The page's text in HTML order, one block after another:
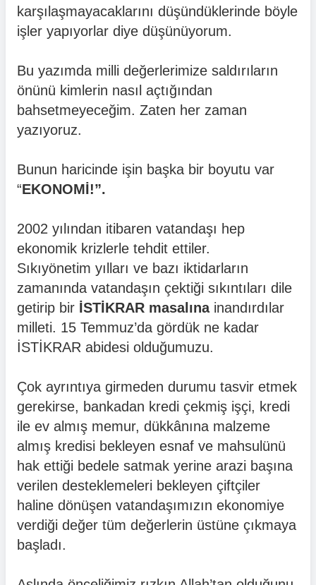
karşılaşmayacaklarını düşündüklerinde böyle
işler yapıyorlar diye düşünüyorum.
Bu yazımda milli değerlerimize saldırıların
önünü kimlerin nasıl açtığından
bahsetmeyeceğim. Zaten her zaman
yazıyoruz.
Bunun haricinde işin başka bir boyutu var
“EKONOMİ!”.
2002 yılından itibaren vatandaşı hep
ekonomik krizlerle tehdit ettiler.
Sıkıyönetim yılları ve bazı iktidarların
zamanında vatandaşın çektiği sıkıntıları dile
getirip bir İSTİKRAR masalınainandırdılar
milleti. 15 Temmuz’da gördük ne kadar
İSTİKRAR abidesi olduğumuzu.
Çok ayrıntıya girmeden durumu tasvir etmek
gerekirse, bankadan kredi çekmiş işçi, kredi
ile ev almış memur, dükkânına malzeme
almış kredisi bekleyen esnaf ve mahsulünü
hak ettiği bedele satmak yerine arazi başına
verilen desteklemeleri bekleyen çiftçiler
haline dönüşen vatandaşımızın ekonomiye
verdiği değer tüm değerlerin üstüne çıkmaya
başladı.